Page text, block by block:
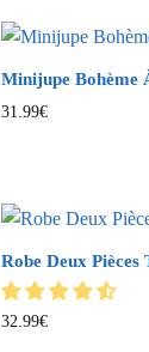
Minijupe Bohème
31.99€
Robe Deux Pièces
32.99€